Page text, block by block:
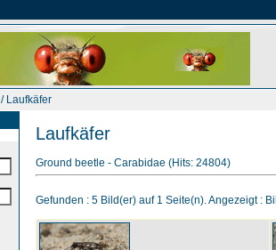
/ Laufkäfer
Laufkäfer
Ground beetle - Carabidae (Hits: 24804)
Gefunden : 5 Bild(er) auf 1 Seite(n). Angezeigt :